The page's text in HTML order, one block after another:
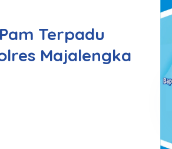
Terpadu
Majalengka